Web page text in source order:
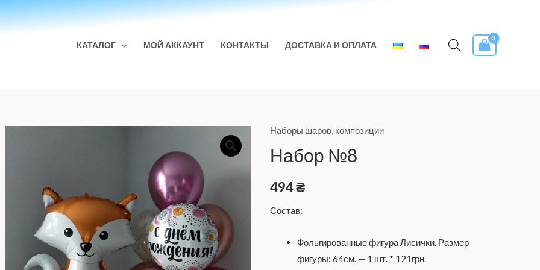
КАТАЛОГ МОЙ АККАУНТ КОНТАКТЫ ДОСТАВКА И ОПЛАТА
Наборы шаров, композиции
Набор №8
494₴
Состав:
Фольгированные фигура Лисички. Размер
фигуры: 64см. — 1 шт. * 121грн.
Количество
товара
Набор
№8